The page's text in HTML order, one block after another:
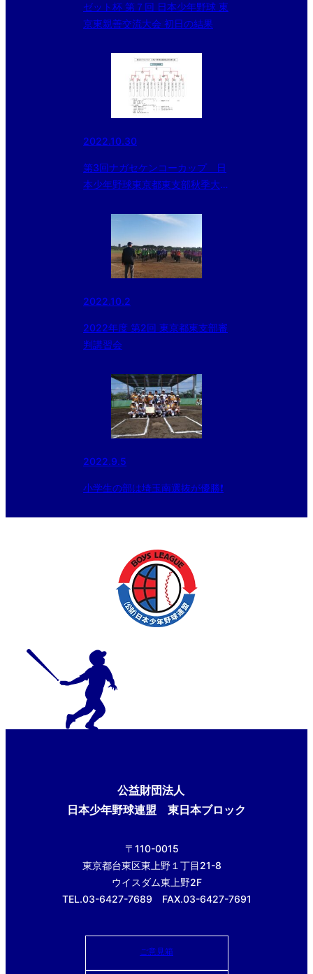
ゼット杯 第７回 日本少年野球 東
京東親善交流大会 初日の結果
2022.10.30
第3回ナガセケンコーカップ 日
本少年野球東京都東支部秋季大
2022.10.2
2022年度 第2回 東京都東支部審
判講習会
2022.9.5
小学生の部は埼玉南選抜が優勝❗
公益財団法人
日本少年野球連盟 東日本ブロック
〒110-0015
東京都台東区東上野１丁目21-8
ウイスダム東上野2F
TEL.03-6427-7689 FAX.03-6427-7691
ご意見箱